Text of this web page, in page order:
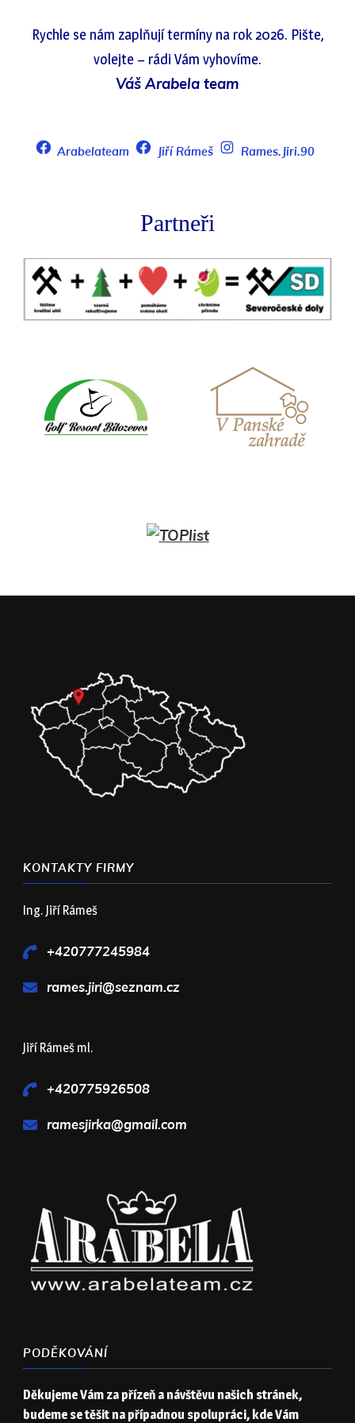
Rychle se nám zaplňují termíny na rok 2026. Pište,
volejte – rádi Vám vyhovíme.
Váš Arabela team
Arabelateam Jiří Rámeš Rames.Jiri.90
Partneři
KONTAKTY FIRMY
Ing. Jiří Rámeš
+420777245984
rames.jiri@seznam.cz
Jiří Rámeš ml.
+420775926508
ramesjirka@gmail.com
PODĚKOVÁNÍ
Děkujeme Vám za přízeň a návštěvu našich stránek,
budeme se těšit na případnou spolupráci, kde Vám